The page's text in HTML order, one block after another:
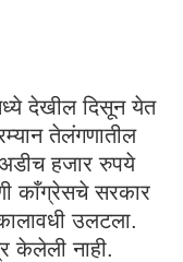
देखील दिसून येत
तेलंगणातील
अडीच हजार रुपये
काँग्रेसचे सरकार
उलटला.
केलेली नाही.